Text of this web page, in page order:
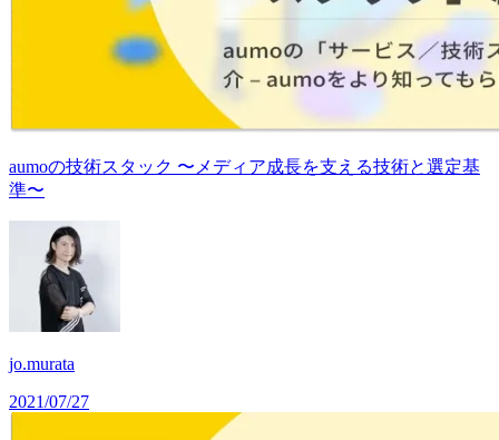
aumoの技術スタック 〜メディア成長を支える技術と選定基
準〜
jo.murata
2021/07/27